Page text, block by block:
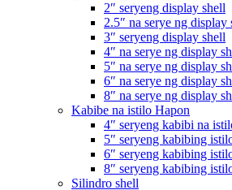
2″ seryeng display shell
2.5″ na serye ng display
3″ seryeng display shell
4″ na serye ng display
5″ na serye ng display
6″ na serye ng display
8″ na serye ng display
Kabibe na istilo Hapon
4″ seryeng kabibi na
5″ seryeng kabibing
6″ seryeng kabibing
8″ seryeng kabibing
Silindro shell